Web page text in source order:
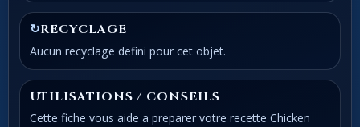
↻RECYCLAGE
Aucun recyclage defini pour cet objet.
UTILISATIONS / CONSEILS
Cette fiche vous aide a preparer votre recette Chicken